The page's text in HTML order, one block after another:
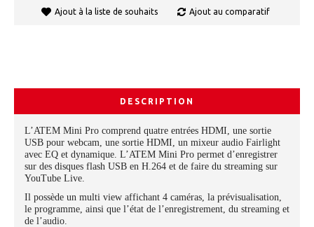
Ajout à la liste de souhaits Ajout au comparatif
DESCRIPTION
L’ATEM Mini Pro comprend quatre entrées HDMI, une sortie
USB pour webcam, une sortie HDMI, un mixeur audio Fairlight
avec EQ et dynamique. L’ATEM Mini Pro permet d’enregistrer
sur des disques flash USB en H.264 et de faire du streaming sur
YouTube Live.
Il possède un multi view affichant 4 caméras, la prévisualisation,
le programme, ainsi que l’état de l’enregistrement, du streaming et
de l’audio.